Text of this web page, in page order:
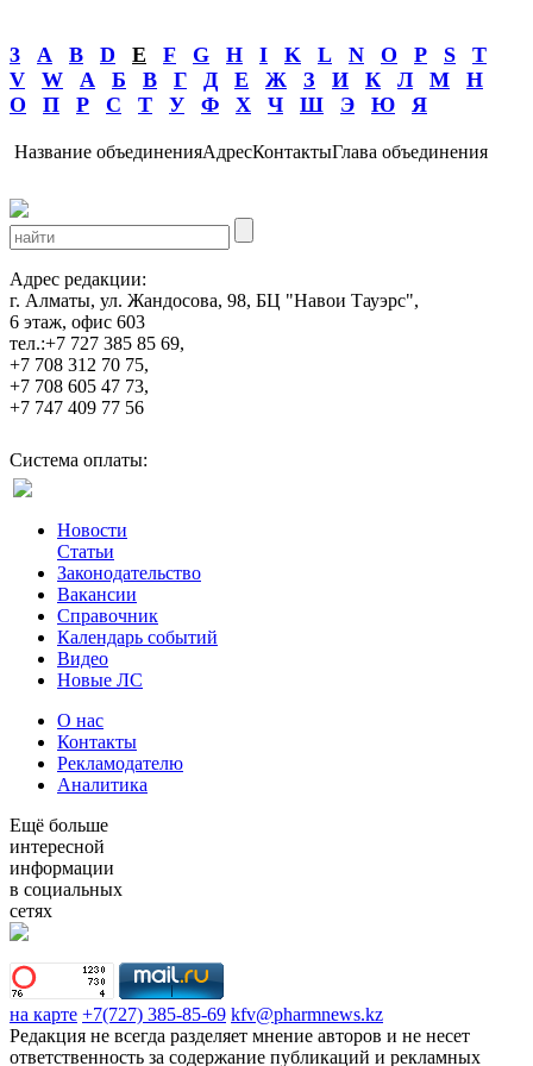
3 A B D E F G H I K L N O P S
T
V
W А Б В Г Д Е Ж З И К Л М
Н
О
П Р С Т У Ф Х Ч Ш Э Ю Я
Название объединенияАдресКонтактыГлава объединения
Адрес редакции:
г. Алматы, ул. Жандосова, 98, БЦ "Навои Тауэрс",
6 этаж, офис 603
тел.:+7 727 385 85 69,
+7 708 312 70 75,
+7 708 605 47 73,
+7 747 409 77 56
Система оплаты:
Новости
Статьи
Законодательство
Вакансии
Справочник
Календарь событий
Видео
Новые ЛС
О нас
Контакты
Рекламодателю
Аналитика
Ещё больше
интересной
информации
в социальных
сетях
на карте +7(727) 385-85-69 kfv@pharmnews.kz
Редакция не всегда разделяет мнение авторов и не несет
ответственность за содержание публикаций и рекламных